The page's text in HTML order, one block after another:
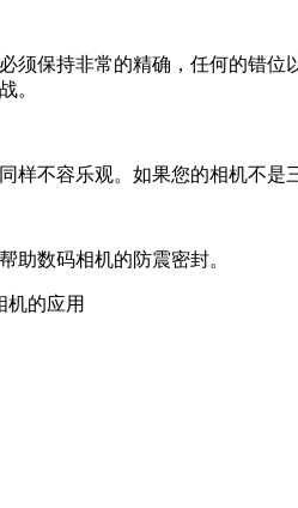
保持非常的精确，任何的错
。
不容乐观。如果您的相机不是
助数码相机的防震密封。